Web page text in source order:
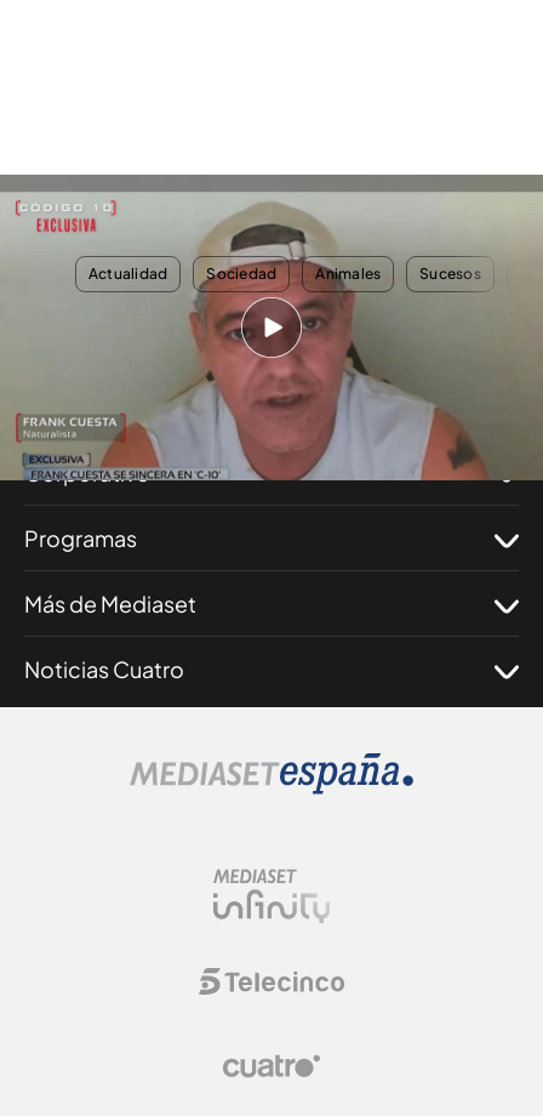
Frank Cuesta reaparece en 'Código 10' y responde sin filtros a las
acusaciones recibidas: "Es sadismo puro y duro"
Actualidad Sociedad Animales Sucesos
Nosotros
Corporativo
Programas
Más de Mediaset
Noticias Cuatro